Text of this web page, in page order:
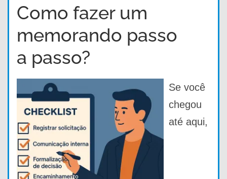
Como fazer um
memorando passo
a passo?
Se você
chegou
até aqui,